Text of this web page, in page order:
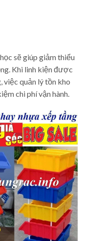
sẽ giúp giảm thiểu
Khi linh kiện được
việc quản lý tồn kho
chi phí vận hành.